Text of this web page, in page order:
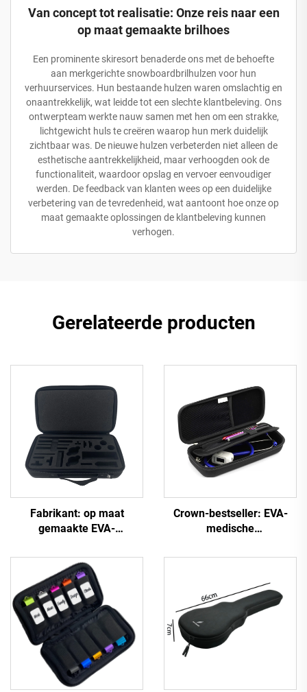
Van concept tot realisatie: Onze reis naar een
op maat gemaakte brilhoes
Een prominente skiresort benaderde ons met de behoefte
aan merkgerichte snowboardbrilhulzen voor hun
verhuurservices. Hun bestaande hulzen waren omslachtig en
onaantrekkelijk, wat leidde tot een slechte klantbeleving. Ons
ontwerpteam werkte nauw samen met hen om een strakke,
lichtgewicht huls te creëren waarop hun merk duidelijk
zichtbaar was. De nieuwe hulzen verbeterden niet alleen de
esthetische aantrekkelijkheid, maar verhoogden ook de
functionaliteit, waardoor opslag en vervoer eenvoudiger
werden. De feedback van klanten wees op een duidelijke
verbetering van de tevredenheid, wat aantoont hoe onze op
maat gemaakte oplossingen de klantbeleving kunnen
verhogen.
Gerelateerde producten
Fabrikant: op maat
gemaakte EVA-
carbonvezel- en PU-
leerstructuur, met
ritssluiting en EVA-inleg
voor batterijen
Crown-bestseller: EVA-
medische
draagtas met harde shell,
medische opbergcase
voor stethoscopen